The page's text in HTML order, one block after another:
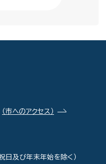
（市へのアクセス）
日及び年末年始を除く）